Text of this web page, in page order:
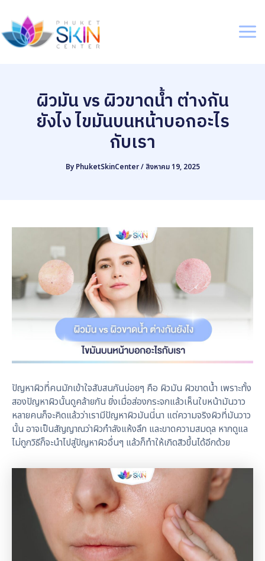
content
ผิวมัน vs ผิวขาดน้ำ ต่างกัน
ยังไง ไขมันบนหน้าบอกอะไร
กับเรา
By PhuketSkinCenter/สิงหาคม 19, 2025
ปัญหาผิวที่คนมักเข้าใจสับสนกันบ่อยๆ คือ ผิวมัน ผิวขาดน้ำ เพราะทั้ง
สองปัญหาผิวนั้นดูคล้ายกัน ยิ่งเมื่อส่องกระจกแล้วเห็นใบหน้ามันวาว
หลายคนก็จะคิดแล้วว่าเรามีปัญหาผิวมันนี่นา แต่ความจริงผิวที่มันวาว
นั้น อาจเป็นสัญญาณว่าผิวกำลังแห้งลึก และขาดความสมดุล หากดูแล
ไม่ถูกวิธีก็จะนำไปสู่ปัญหาผิวอื่นๆ แล้วก็ทำให้เกิดสิวขึ้นได้อีกด้วย